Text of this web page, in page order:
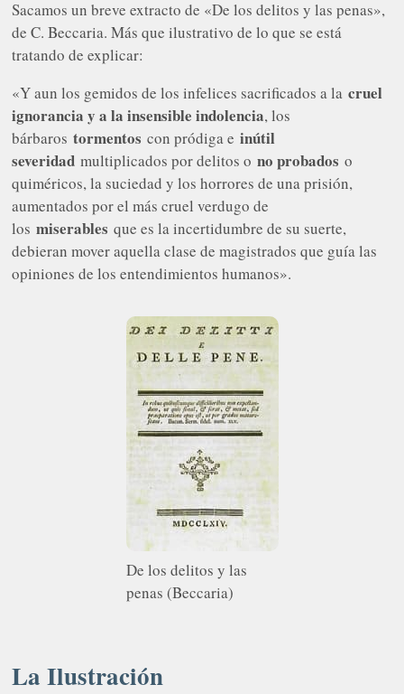
Sacamos un breve extracto de «De los delitos y las penas»,
de C. Beccaria. Más que ilustrativo de lo que se está
tratando de explicar:
«Y aun los gemidos de los infelices sacrificados a lacruel
ignorancia y a la insensible indolencia, los
bárbarostormentos con pródiga einútil
severidad multiplicados por delitos ono probados o
quiméricos, la suciedad y los horrores de una prisión,
aumentados por el más cruel verdugo de
losmiserables que es la incertidumbre de su suerte,
debieran mover aquella clase de magistrados que guía las
opiniones de los entendimientos humanos».
De los delitos y las
penas (Beccaria)
La Ilustración